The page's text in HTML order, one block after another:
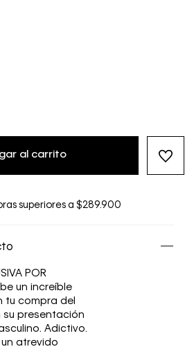
al carrito
superiores a $289.900
POR
un increíble
tu compra del
su presentación
Adictivo.
un atrevido